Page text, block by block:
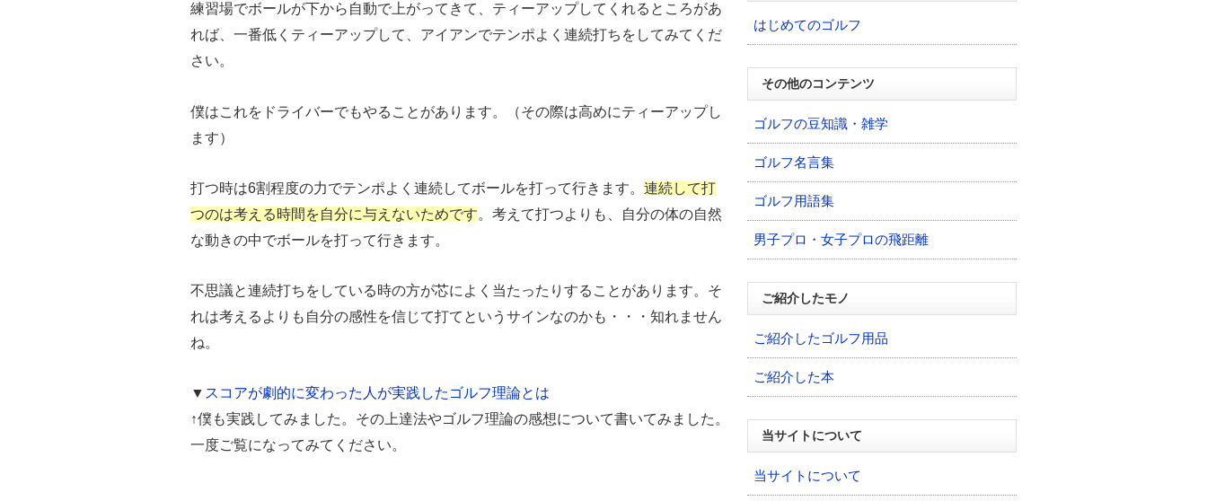
練習場でボールが下から自動で上がってきて、ティーアップしてくれるところがあ
れば、一番低くティーアップして、アイアンでテンポよく連続打ちをしてみてくだ
さい。
僕はこれをドライバーでもやることがあります。（その際は高めにティーアップし
ます）
打つ時は6割程度の力でテンポよく連続してボールを打って行きます。 連続して打
つのは考える時間を自分に与えないためです。考えて打つよりも、自分の体の自然
な動きの中でボールを打って行きます。
不思議と連続打ちをしている時の方が芯によく当たったりすることがあります。そ
れは考えるよりも自分の感性を信じて打てというサインなのかも・・・知れません
ね。
▼ スコアが劇的に変わった人が実践したゴルフ理論とは
↑僕も実践してみました。その上達法やゴルフ理論の感想について書いてみました。
一度ご覧になってみてください。
はじめてのゴルフ
その他のコンテンツ
ゴルフの豆知識・雑学
ゴルフ名言集
ゴルフ用語集
男子プロ・女子プロの飛距離
ご紹介したモノ
ご紹介したゴルフ用品
ご紹介した本
当サイトについて
当サイトについて